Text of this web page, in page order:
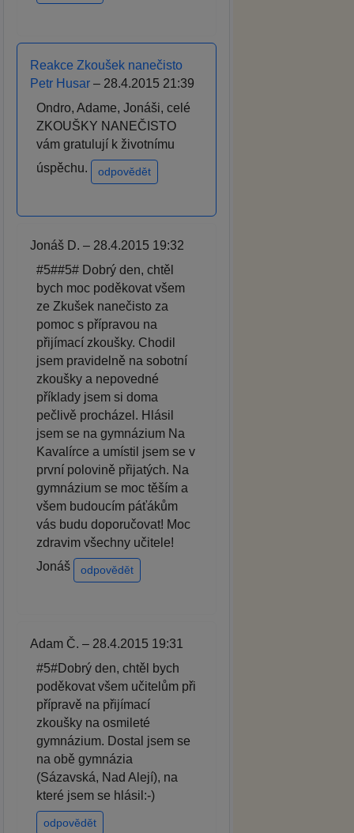
Reakce Zkoušek nanečisto
Petr Husar – 28.4.2015 21:39
Ondro, Adame, Jonáši, celé
ZKOUŠKY NANEČISTO
vám gratulují k životnímu
úspěchu.
odpovědět
Jonáš D. – 28.4.2015 19:32
#5##5# Dobrý den, chtěl
bych moc poděkovat všem
ze Zkušek nanečisto za
pomoc s přípravou na
přijímací zkoušky. Chodil
jsem pravidelně na sobotní
zkoušky a nepovedné
příklady jsem si doma
pečlivě procházel. Hlásil
jsem se na gymnázium Na
Kavalírce a umístil jsem se v
první polovině přijatých. Na
gymnázium se moc těším a
všem budoucím páťákům
vás budu doporučovat! Moc
zdravim všechny učitele!
Jonáš
odpovědět
Adam Č. – 28.4.2015 19:31
#5#Dobrý den, chtěl bych
poděkovat všem učitelům při
přípravě na přijímací
zkoušky na osmileté
gymnázium. Dostal jsem se
na obě gymnázia
(Sázavská, Nad Alejí), na
které jsem se hlásil:-)
odpovědět